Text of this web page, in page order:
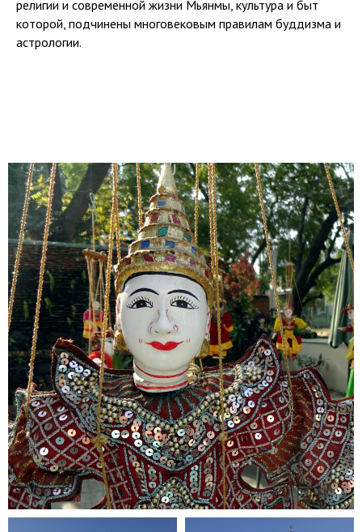
религии и современной жизни Мьянмы, культура и быт
которой, подчинены многовековым правилам буддизма и
астрологии.